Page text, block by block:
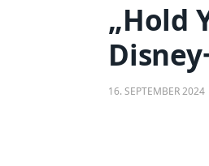
„Hold
16. SEPTEMBER 2024